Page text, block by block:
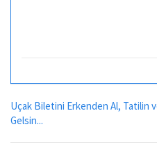
Uçak Biletini Erkenden Al, Tatilin
Gelsin...